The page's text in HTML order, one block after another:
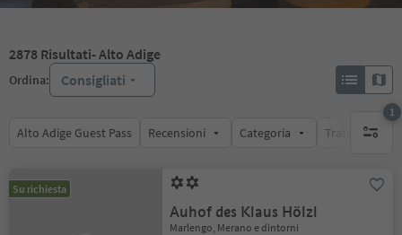
2878 Risultati- Alto Adige
Ordina: Consigliati
Alto Adige Guest Pass Recensioni Categoria Trattamento
1
1 filtro
Su richiesta
Auhof des Klaus Hölzl
Marlengo, Merano e dintorni